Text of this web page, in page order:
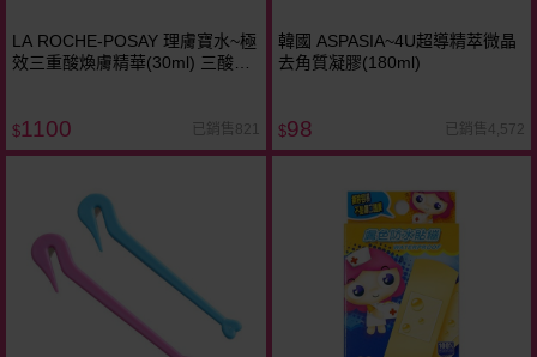
LA ROCHE-POSAY 理膚寶水~極
效三重酸煥膚精華(30ml) 三酸煥
$1100 已銷售821
韓國 ASPASIA~4U超導精萃微晶
去角質凝膠(180ml)
$98 已銷售4,572